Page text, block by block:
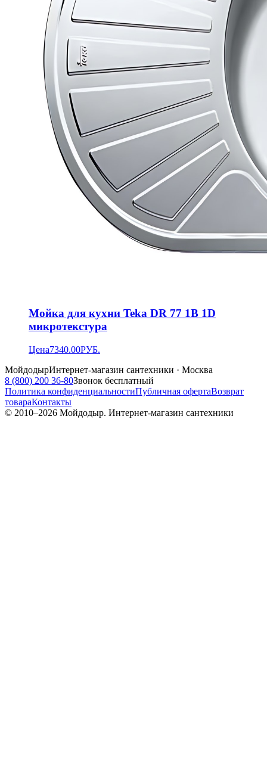
Мойка для кухни Teka DR 77 1B 1D
микротекстура
Цена7340.00РУБ.
МойдодырИнтернет-магазин сантехники · Москва
8 (800) 200 36-80Звонок бесплатный
Политика конфиденциальностиПубличная офертаВозврат
товараКонтакты
© 2010–2026 Мойдодыр. Интернет-магазин сантехники